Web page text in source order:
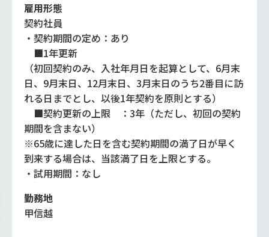
雇用形態
契約社員
・契約期間の定め：あり
■1年更新
（初回契約のみ、入社年月日を起算として、6月末
日、9月末日、12月末日、3月末日のうち2番目に訪
れる日までとし、以後1年契約を原則とする）
■契約更新の上限 ：3年（ただし、初回の契約
期間を含まない）
※65歳に達した日を含む契約期間の満了日が早く
到来する場合は、当該満了日を上限とする。
・試用期間：なし
勤務地
甲信越